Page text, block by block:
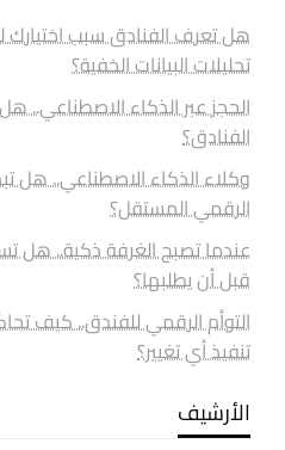
هل تعرف الفنادق سبب اختيارك
تحليلات البيانات الخفية؟
الحجز عبر الذكاء الاصطناعي..
الفنادق؟
وكلاء الذكاء الاصطناعي.. هل
الرقمي المستقل؟
عندما تصبح الغرفة ذكية.. هل
قبل أن يطلبها؟
التوأم الرقمي للفندق.. كيف
تنفيذ أي تغيير؟
الأرشيف